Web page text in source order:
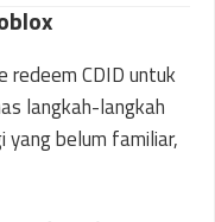
redeem CDID untuk
langkah-langkah
yang belum familiar,